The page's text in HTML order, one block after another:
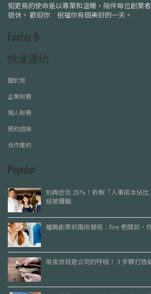
知更鳥的使命是以專業和溫暖，陪伴每位創業
退休。 歡迎你 祝福你有個美好的一天。
Footer B
快速連結
關於我
企業財務
個人財務
預約諮詢
合作邀約
Popular
別再迷信 25%！拆解「人事成本佔
經營邏輯
離職創業前風險健檢：fire 老闆前，
現金流就是公司的呼吸！ 3 步驟打造